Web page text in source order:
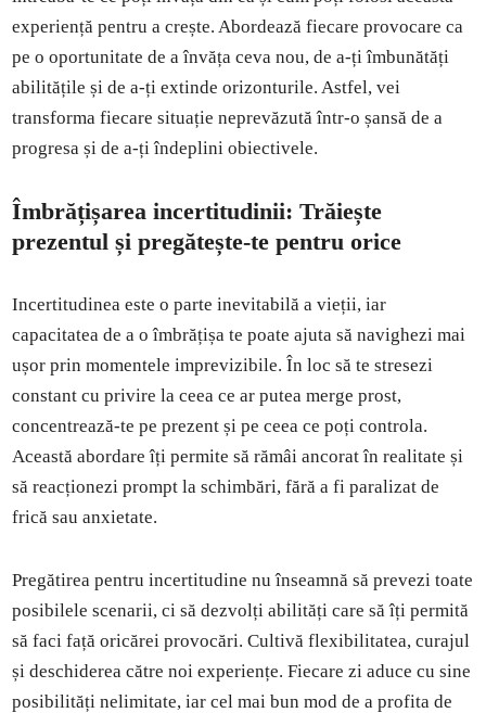
experiență pentru a crește. Abordează fiecare provocare ca
pe o oportunitate de a învăța ceva nou, de a-ți îmbunătăți
abilitățile și de a-ți extinde orizonturile. Astfel, vei
transforma fiecare situație neprevăzută într-o șansă de a
progresa și de a-ți îndeplini obiectivele.
Îmbrățișarea incertitudinii: Trăiește
prezentul și pregătește-te pentru orice
Incertitudinea este o parte inevitabilă a vieții, iar
capacitatea de a o îmbrățișa te poate ajuta să navighezi mai
ușor prin momentele imprevizibile. În loc să te stresezi
constant cu privire la ceea ce ar putea merge prost,
concentrează-te pe prezent și pe ceea ce poți controla.
Această abordare îți permite să rămâi ancorat în realitate și
să reacționezi prompt la schimbări, fără a fi paralizat de
frică sau anxietate.
Pregătirea pentru incertitudine nu înseamnă să prevezi toate
posibilele scenarii, ci să dezvolți abilități care să îți permită
să faci față oricărei provocări. Cultivă flexibilitatea, curajul
și deschiderea către noi experiențe. Fiecare zi aduce cu sine
posibilități nelimitate, iar cel mai bun mod de a profita de